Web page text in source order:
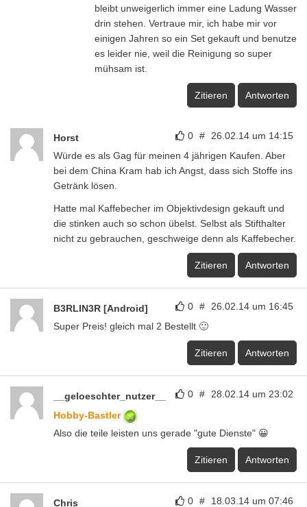
bleibt unweigerlich immer eine Ladung Wasser
drin stehen. Vertraue mir, ich habe mir vor
einigen Jahren so ein Set gekauft und benutze
es leider nie, weil die Reinigung so super
mühsam ist.
Zitieren Antworten
0 # 26.02.14 um 14:15
Horst
Würde es als Gag für meinen 4 jährigen Kaufen. Aber
bei dem China Kram hab ich Angst, dass sich Stoffe ins
Getränk lösen.
Hatte mal Kaffebecher im Objektivdesign gekauft und
die stinken auch so schon übelst. Selbst als Stifthalter
nicht zu gebrauchen, geschweige denn als Kaffebecher.
Zitieren Antworten
0 # 26.02.14 um 16:45
B3RLIN3R [Android]
Super Preis! gleich mal 2 Bestellt 🙂
Zitieren Antworten
0 # 28.02.14 um 23:02
__geloeschter_nutzer__
Hobby-Bastler
Also die teile leisten uns gerade "gute Dienste" 😀
Zitieren Antworten
0 # 18.03.14 um 07:46
Chris